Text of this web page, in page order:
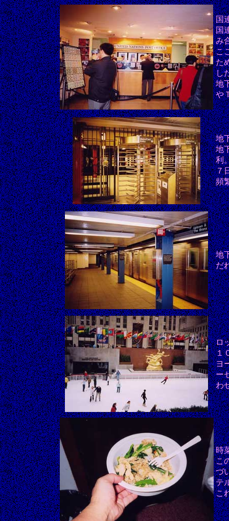
国
国
み
こ
た
し
地
や
地
地
利
７
頻
地
だ
ロ
１
ヨ
ー
わ
時
こ
づ
テ
こ